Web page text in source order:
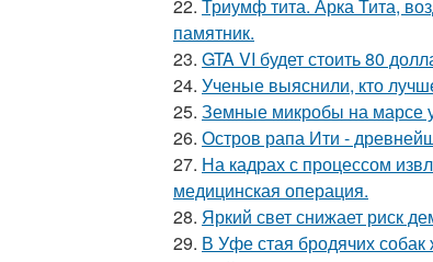
22. Триумф тита. Арка Тита,
памятник.
23. GTA VI будет стоить 80
24. Ученые выяснили, кто
25. Земные микробы на марсе
26. Остров рапа Ити -
27. На кадрах с процессом
медицинская операция.
28. Яркий свет снижает риск
29. В Уфе стая бродячих